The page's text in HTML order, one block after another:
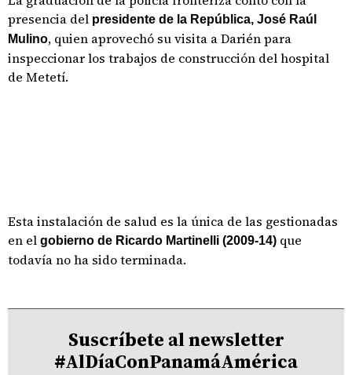
presencia del presidente de la República, José Raúl
Mulino, quien aprovechó su visita a Darién para
inspeccionar los trabajos de construcción del hospital
de Metetí.
Esta instalación de salud es la única de las gestionadas
en el gobierno de Ricardo Martinelli (2009-14) que
todavía no ha sido terminada.
Suscríbete al newsletter
#AlDíaConPanamáAmérica